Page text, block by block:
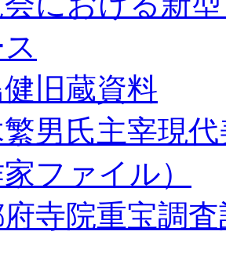
旧蔵資料
男氏主宰現
家ファイル）
寺院重宝調